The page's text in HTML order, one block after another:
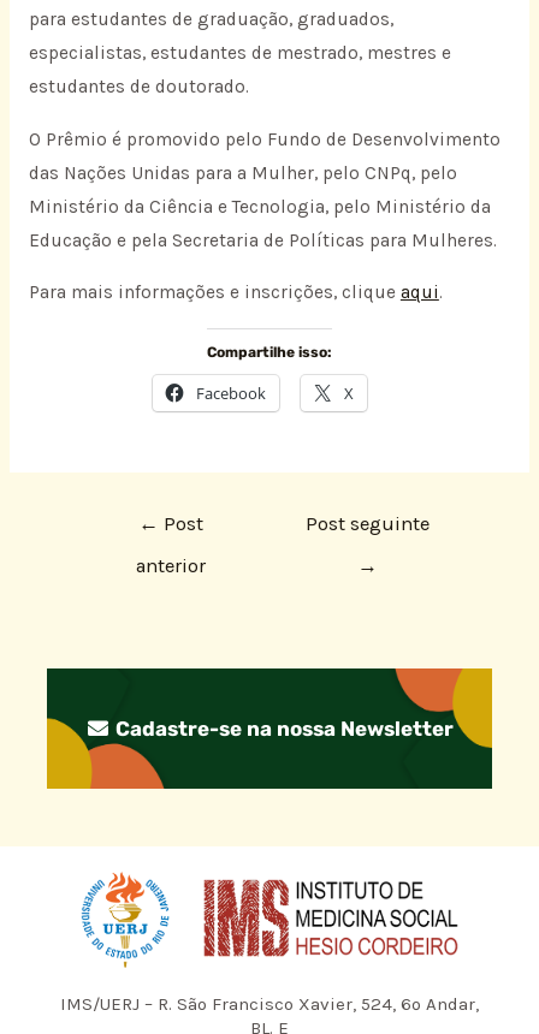
para estudantes de graduação, graduados,
especialistas, estudantes de mestrado, mestres e
estudantes de doutorado.
O Prêmio é promovido pelo Fundo de Desenvolvimento
das Nações Unidas para a Mulher, pelo CNPq, pelo
Ministério da Ciência e Tecnologia, pelo Ministério da
Educação e pela Secretaria de Políticas para Mulheres.
Para mais informações e inscrições, clique aqui.
Compartilhe isso:
Facebook X
← Post
anterior
Post seguinte
→
Cadastre-se na nossa Newsletter
IMS/UERJ – R. São Francisco Xavier, 524, 6º Andar,
BL. E